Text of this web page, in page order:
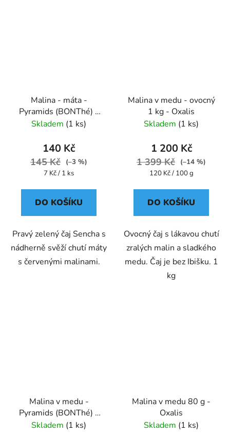
Malina - máta -
Pyramids (BONThé) -
Oxalis
Skladem (1 ks)
140 Kč
145 Kč
(–3 %)
Měrná
7 Kč / 1 ks
DO KOŠÍKU
Pravý zelený čaj Sencha s
nádherně svěží chutí máty
s červenými malinami.
Malina v medu - ovocný
1 kg - Oxalis
Skladem (1 ks)
1 200 Kč
1 399 Kč
(–14 %)
Měrná
120 Kč / 100 g
DO KOŠÍKU
Ovocný čaj s lákavou chutí
zralých malin a sladkého
medu. Čaj je bez Ibišku. 1
kg
Malina v medu -
Pyramids (BONThé) -
Oxalis
Skladem (1 ks)
Malina v medu 80 g -
Oxalis
Skladem (1 ks)